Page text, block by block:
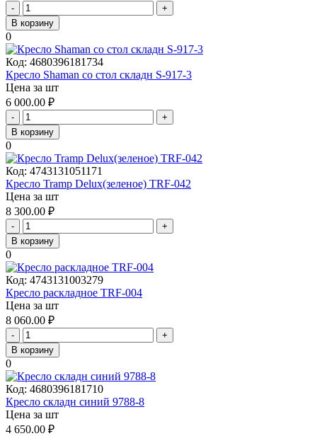
-
+
В корзину
0
Код: 4680396181734
Кресло Shaman со стол складн S-917-3
Цена за шт
6 000.00 ₽
-
+
В корзину
0
Код: 4743131051171
Кресло Tramp Delux(зеленое) TRF-042
Цена за шт
8 300.00 ₽
-
+
В корзину
0
Код: 4743131003279
Кресло раскладное TRF-004
Цена за шт
8 060.00 ₽
-
+
В корзину
0
Код: 4680396181710
Кресло складн синий 9788-8
Цена за шт
4 650.00 ₽